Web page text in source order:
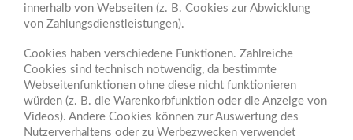
innerhalb von Webseiten (z. B. Cookies zur Abwicklung
von Zahlungsdienstleistungen).
Cookies haben verschiedene Funktionen. Zahlreiche
Cookies sind technisch notwendig, da bestimmte
Webseitenfunktionen ohne diese nicht funktionieren
würden (z. B. die Warenkorbfunktion oder die Anzeige von
Videos). Andere Cookies können zur Auswertung des
Nutzerverhaltens oder zu Werbezwecken verwendet